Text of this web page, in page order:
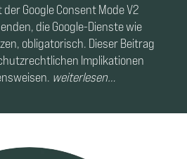
Google Consent Mode V2
die Google-Dienste wie
obligatorisch. Dieser Beitrag
Implikationen
weiterlesen…